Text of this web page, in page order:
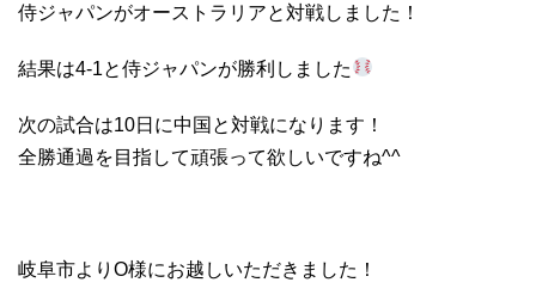
侍ジャパンがオーストラリアと対戦しました！
結果は4-1と侍ジャパンが勝利しました
次の試合は10日に中国と対戦になります！
全勝通過を目指して頑張って欲しいですね^^
岐阜市よりO様にお越しいただきました！